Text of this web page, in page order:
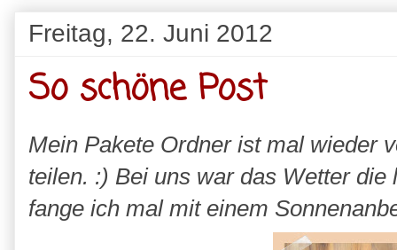
Freitag, 22. Juni 2012
So schöne Post
Mein Pakete Ordner ist mal wieder
teilen. :) Bei uns war das Wetter
fange ich mal mit einem